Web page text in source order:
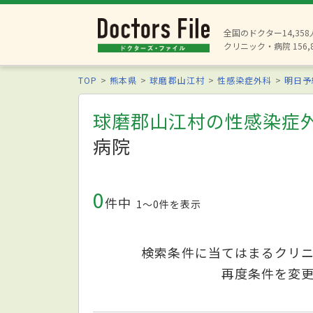
全国のドクター14,358
クリニック・病院
TOP 熊本県 球磨郡山江村 性感染症外科 明日
球磨郡山江村の性感染症
病院
0件中 1〜0件を表示
検索条件に当てはまるクリ
再度条件を変